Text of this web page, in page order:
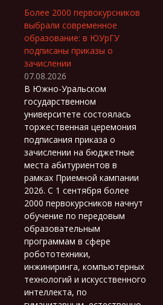
Более 2000 первокурсников
выбрали современное
образование: в ЮУрГУ
подписаны приказы о
зачислении
07.08.2026
В Южно-Уральском
государственном
университете состоялась
торжественная церемония
подписания приказа о
зачислении на бюджетные
места абитуриентов в
рамках Приемной кампании
2026. С 1 сентября более
2000 первокурсников начнут
обучение по передовым
образовательным
программам в сфере
робототехники,
инжиниринга, компьютерных
технологий и искусственного
интеллекта, по